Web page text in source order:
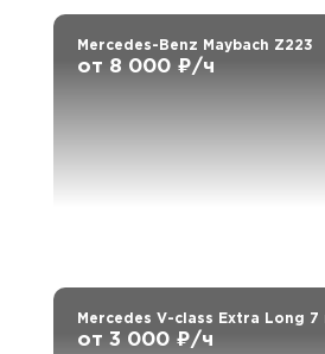
Mercedes-Benz Maybach Z223
от 8 000 ₽/ч
Mercedes V-class Extra Long 7
от 3 000 ₽/ч